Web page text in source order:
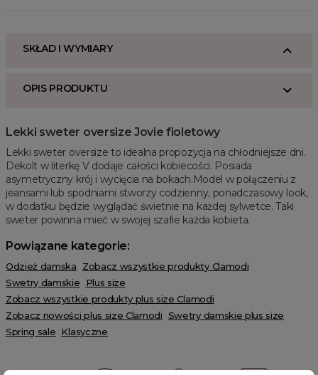
SKŁAD I WYMIARY
OPIS PRODUKTU
Lekki sweter oversize Jovie fioletowy
Lekki sweter oversize to idealna propozycja na chłodniejsze dni.
Dekolt w literkę V dodaje całości kobiecości. Posiada
asymetryczny krój i wycięcia na bokach.Model w połączeniu z
jeansami lub spodniami stworzy codzienny, ponadczasowy look,
w dodatku będzie wyglądać świetnie na każdej sylwetce. Taki
sweter powinna mieć w swojej szafie każda kobieta.
Powiązane kategorie:
Odzież damska
Zobacz wszystkie produkty Clamodi
Swetry damskie
Plus size
Zobacz wszystkie produkty plus size Clamodi
Zobacz nowości plus size Clamodi Swetry damskie plus size
Spring sale Klasyczne